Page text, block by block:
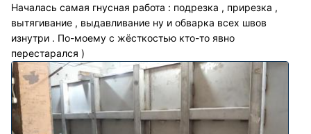
Началась самая гнусная работа : подрезка , прирезка ,
вытягивание , выдавливание ну и обварка всех швов
изнутри . По-моему с жёсткостью кто-то явно
перестарался )